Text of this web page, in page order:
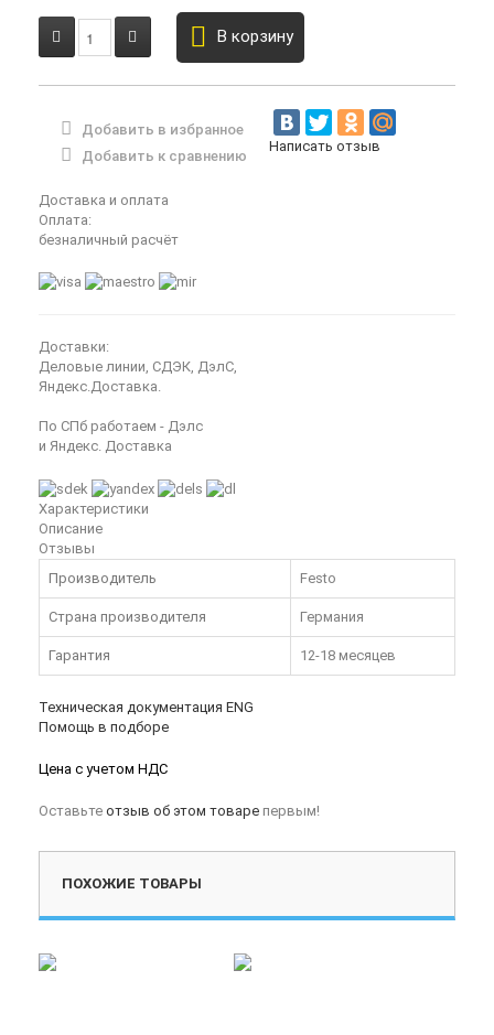
В корзину
Добавить в избранное
Добавить к сравнению
Написать отзыв
Доставка и оплата
Оплата:
безналичный расчёт
Доставки:
Деловые линии, СДЭК, ДэлС,
Яндекс.Доставка.
По СПб работаем - Дэлс
и Яндекс. Доставка
Характеристики
Описание
Отзывы
Производитель
Festo
Страна производителя Германия
Гарантия 12-18 месяцев
Техническая документация ENG
Помощь в подборе
Цена с учетом НДС
Оставьте отзыв об этом товаре первым!
ПОХОЖИЕ ТОВАРЫ